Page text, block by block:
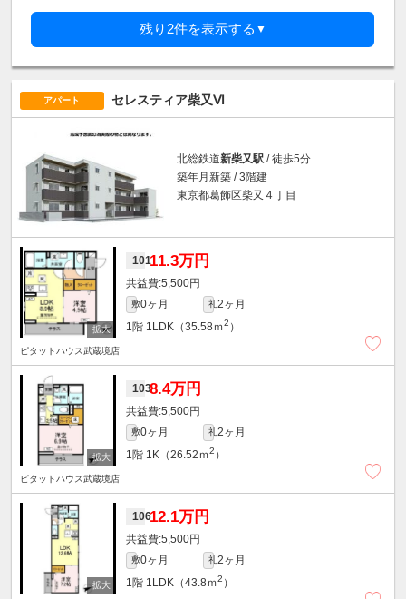
残り2件を表示する ▼
アパート セレスティア柴又Ⅵ
北総鉄道新柴又駅 / 徒歩5分
築年月新築 / 3階建
東京都葛飾区柴又４丁目
10111.3万円
5,500円
敷0ヶ月 礼2ヶ月
1階 1LDK（35.58ｍ2 ）
ピタットハウス武蔵境店
1038.4万円
5,500円
敷0ヶ月 礼2ヶ月
1階 1K（26.52ｍ2 ）
ピタットハウス武蔵境店
10612.1万円
5,500円
敷0ヶ月 礼2ヶ月
1階 1LDK（43.8ｍ2 ）